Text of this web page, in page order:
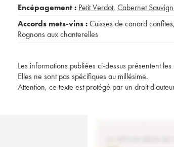
Encépagement : Petit Verdot, Cabernet
Accords mets-vins :Cuisses de canard confites,
Rognons aux chanterelles
Les informations publiées ci-dessus présentent
Elles ne sont pas spécifiques au millésime.
Attention, ce texte est protégé par un droit